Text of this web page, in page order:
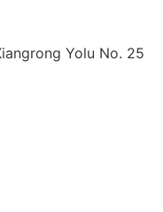
Yolu No. 25